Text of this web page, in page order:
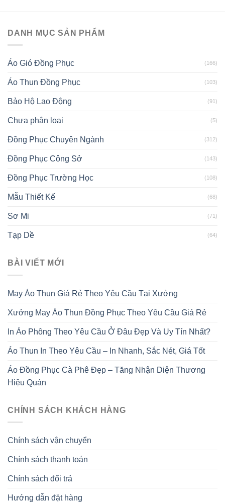
DANH MỤC SẢN PHẨM
Áo Gió Đồng Phục (166)
Áo Thun Đồng Phục (103)
Bảo Hộ Lao Động (91)
Chưa phân loại (5)
Đồng Phục Chuyên Ngành (312)
Đồng Phục Công Sở (143)
Đồng Phục Trường Học (108)
Mẫu Thiết Kế (68)
Sơ Mi (71)
Tạp Dề (64)
BÀI VIẾT MỚI
May Áo Thun Giá Rẻ Theo Yêu Cầu Tại Xưởng
Xưởng May Áo Thun Đồng Phục Theo Yêu Cầu Giá Rẻ
In Áo Phông Theo Yêu Cầu Ở Đâu Đẹp Và Uy Tín Nhất?
Áo Thun In Theo Yêu Cầu – In Nhanh, Sắc Nét, Giá Tốt
Áo Đồng Phục Cà Phê Đẹp – Tăng Nhận Diện Thương
Hiệu Quán
CHÍNH SÁCH KHÁCH HÀNG
Chính sách vận chuyển
Chính sách thanh toán
Chính sách đổi trả
Hướng dẫn đặt hàng